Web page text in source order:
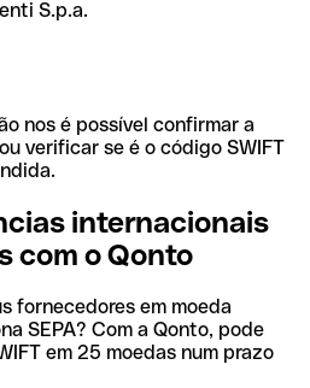
S.p.a.
nos é possível confirmar a
verificar se é o código SWIFT
internacionais
com o Qonto
fornecedores em moeda
SEPA? Com a Qonto, pode
em 25 moedas num prazo